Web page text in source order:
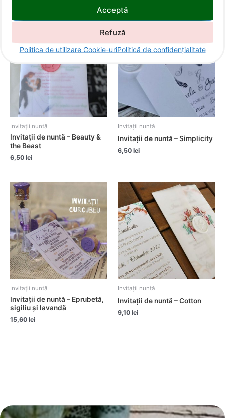
Acceptă
Refuză
Politica de utilizare Cookie-uriPolitică de confidențialitate
Invitații nuntă
Invitații de nuntă – Beauty &
the Beast
6,50 lei
Invitații nuntă
Invitații de nuntă – Simplicity
6,50 lei
Invitații nuntă
Invitații de nuntă – Eprubetă,
sigiliu și lavandă
15,60 lei
Invitații nuntă
Invitații de nuntă – Cotton
9,10 lei